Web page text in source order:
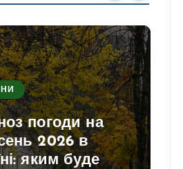
погоди на
2026 в
яким буде